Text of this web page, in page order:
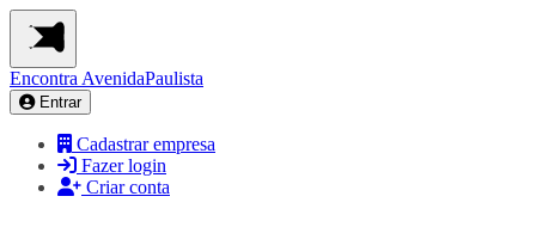
Encontra AvenidaPaulista
Entrar
Cadastrar empresa
Fazer login
Criar conta